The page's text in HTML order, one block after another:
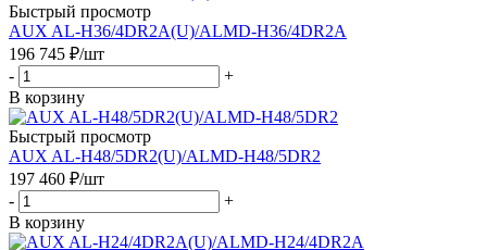
Быстрый просмотр
AUX AL-H36/4DR2A(U)/ALMD-H36/4DR2A
196 745 ₽/шт
-
+
В корзину
Быстрый просмотр
AUX AL-H48/5DR2(U)/ALMD-H48/5DR2
197 460 ₽/шт
-
+
В корзину